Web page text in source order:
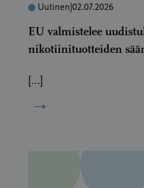
Uutinen 02.07.2026
EU valmistelee
nikotiinituotteiden
[…]
→